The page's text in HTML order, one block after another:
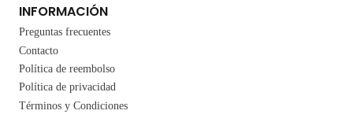
INFORMACIÓN
Preguntas frecuentes
Contacto
Política de reembolso
Política de privacidad
Términos y Condiciones